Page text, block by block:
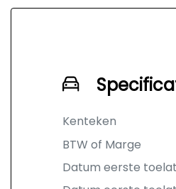
Kenteken
BTW of Marge
Datum eerste